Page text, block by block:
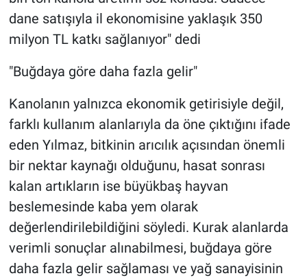
dane satışıyla il ekonomisine yaklaşık 350
milyon TL katkı sağlanıyor" dedi
"Buğdaya göre daha fazla gelir"
Kanolanın yalnızca ekonomik getirisiyle değil,
farklı kullanım alanlarıyla da öne çıktığını ifade
eden Yılmaz, bitkinin arıcılık açısından önemli
bir nektar kaynağı olduğunu, hasat sonrası
kalan artıkların ise büyükbaş hayvan
beslemesinde kaba yem olarak
değerlendirilebildiğini söyledi. Kurak alanlarda
verimli sonuçlar alınabilmesi, buğdaya göre
daha fazla gelir sağlaması ve yağ sanayisinin